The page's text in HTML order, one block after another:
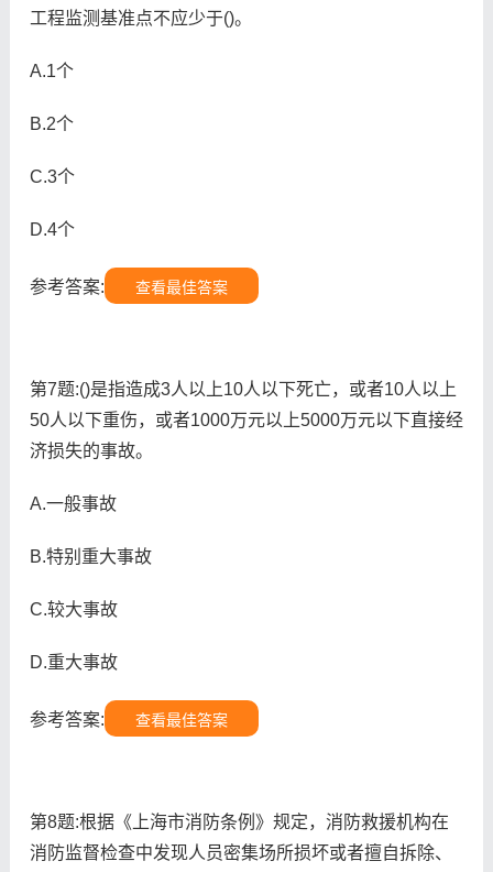
工程监测基准点不应少于()。
A.1个
B.2个
C.3个
D.4个
参考答案: 查看最佳答案
第7题:()是指造成3人以上10人以下死亡，或者10人以上
50人以下重伤，或者1000万元以上5000万元以下直接经
济损失的事故。
A.一般事故
B.特别重大事故
C.较大事故
D.重大事故
参考答案: 查看最佳答案
第8题:根据《上海市消防条例》规定，消防救援机构在
消防监督检查中发现人员密集场所损坏或者擅自拆除、